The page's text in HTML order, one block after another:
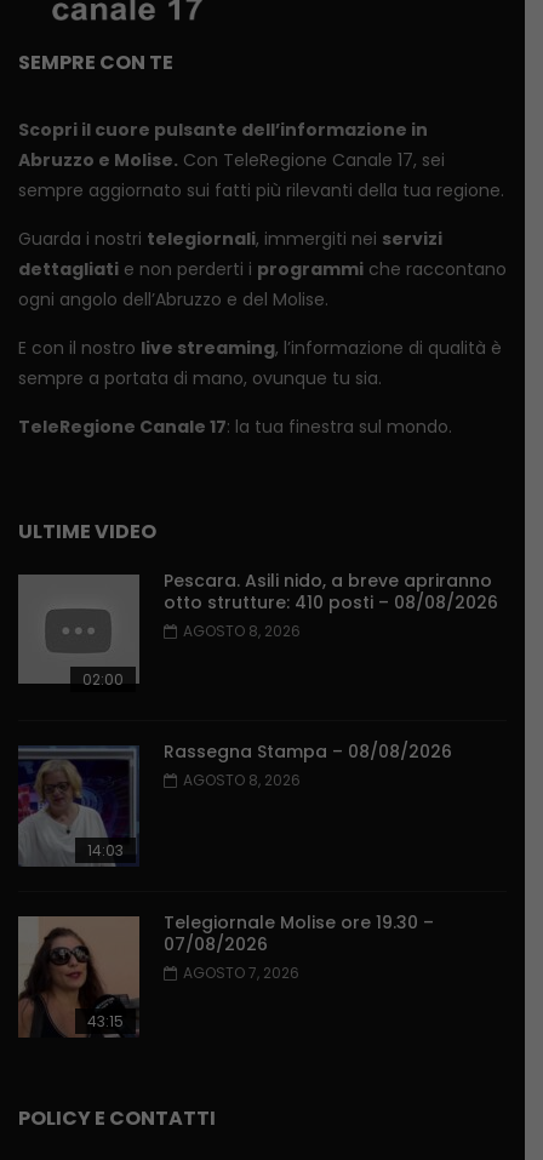
SEMPRE CON TE
Scopri il cuore pulsante dell’informazione in
Abruzzo e Molise. Con TeleRegione Canale 17, sei
sempre aggiornato sui fatti più rilevanti della tua regione.
Guarda i nostri telegiornali, immergiti nei servizi
dettagliati e non perderti i programmi che raccontano
ogni angolo dell’Abruzzo e del Molise.
E con il nostro live streaming, l’informazione di qualità è
sempre a portata di mano, ovunque tu sia.
TeleRegione Canale 17: la tua finestra sul mondo.
ULTIME VIDEO
02:00
Pescara. Asili nido, a breve apriranno
otto strutture: 410 posti – 08/08/2026
AGOSTO 8, 2026
14:03
Rassegna Stampa – 08/08/2026
AGOSTO 8, 2026
43:15
Telegiornale Molise ore 19.30 –
07/08/2026
AGOSTO 7, 2026
POLICY E CONTATTI